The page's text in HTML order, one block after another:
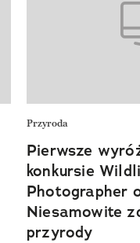
Przyroda
Pierwsze
konkursie
Photographer
Niesamowite
przyrody